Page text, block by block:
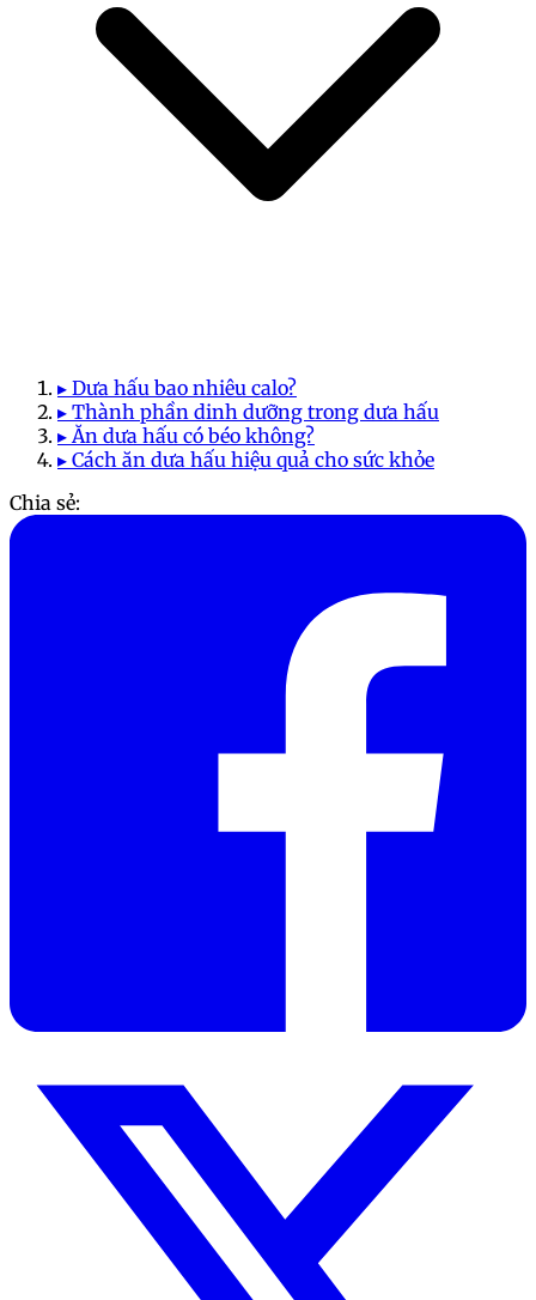
▸ Dưa hấu bao nhiêu calo?
▸ Thành phần dinh dưỡng trong dưa hấu
▸ Ăn dưa hấu có béo không?
▸ Cách ăn dưa hấu hiệu quả cho sức khỏe
Chia sẻ: